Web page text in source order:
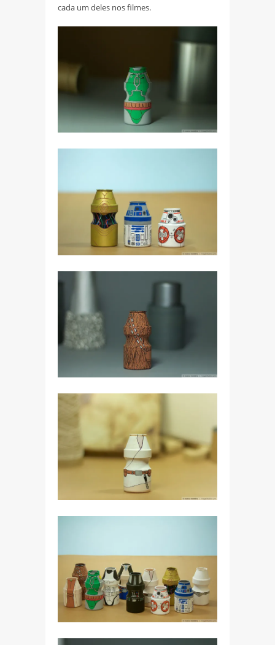
cada um deles nos filmes.